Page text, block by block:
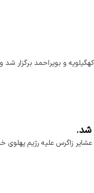
و بویراحمد برگزار شد
شد.
زاگرس علیه رژیم پهلوی